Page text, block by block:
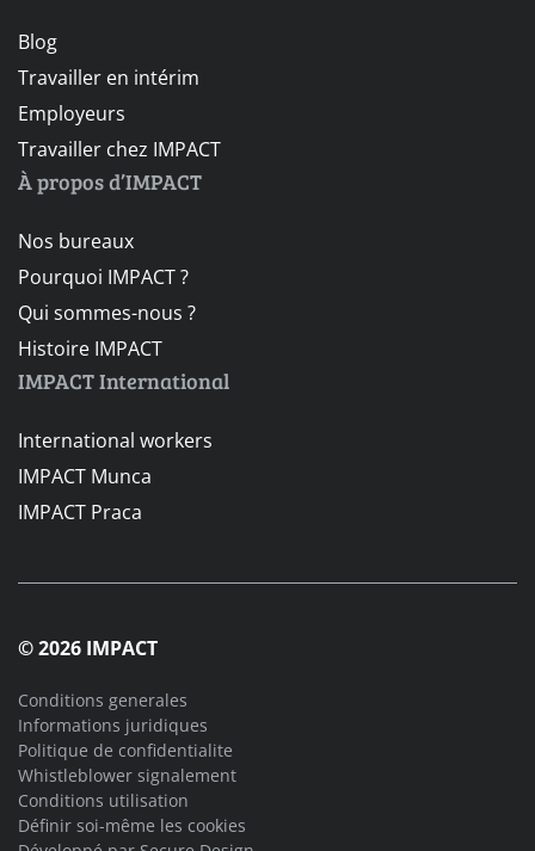
Blog
Travailler en intérim
Employeurs
Travailler chez IMPACT
À propos d’IMPACT
Nos bureaux
Pourquoi IMPACT ?
Qui sommes-nous ?
Histoire IMPACT
IMPACT International
International workers
IMPACT Munca
IMPACT Praca
© 2026 IMPACT
Conditions generales
Informations juridiques
Politique de confidentialite
Whistleblower signalement
Conditions utilisation
Définir soi-même les cookies